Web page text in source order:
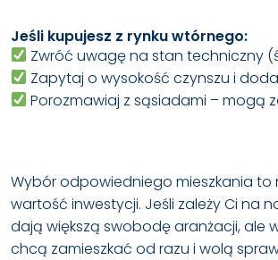
Jeśli kupujesz z rynku wtórnego:
Zwróć uwagę na stan techniczny
Zapytaj o wysokość czynszu i
Porozmawiaj z sąsiadami – mogą
Wybór odpowiedniego mieszkania to
wartość inwestycji. Jeśli zależy Ci
dają większą swobodę aranżacji, ale
chcą zamieszkać od razu i wolą